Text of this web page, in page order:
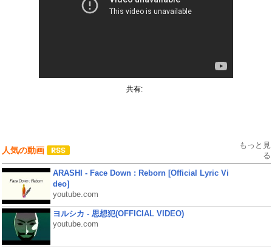
共有:
人気の動画
もっと見
る
ARASHI - Face Down : Reborn [Official Lyric Vi
deo]
youtube.com
ヨルシカ - 思想犯(OFFICIAL VIDEO)
youtube.com